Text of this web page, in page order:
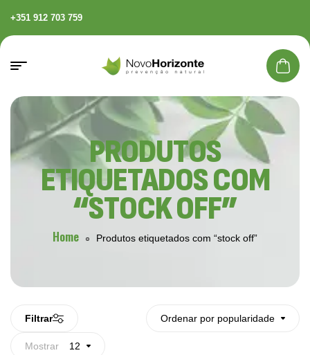
+351 912 703 759
PRODUTOS
ETIQUETADOS COM
“STOCK OFF”
Home Produtos etiquetados com “stock off”
Filtrar Ordenar por popularidade
Mostrar 12